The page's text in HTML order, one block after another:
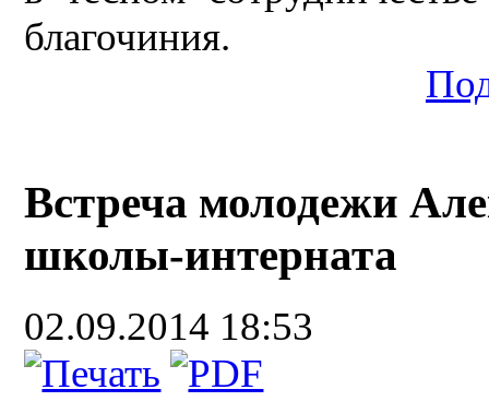
благочиния.
Встреча молодежи
школы-интерната
02.09.2014 18:53